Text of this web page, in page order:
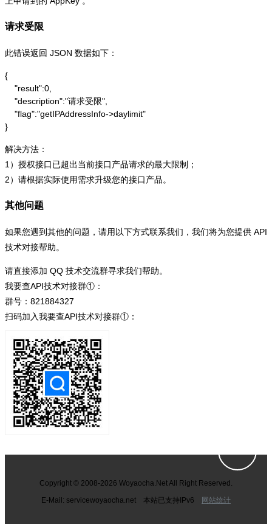
请求受限
此错误返回 JSON 数据如下：
{
    "result":0,
    "description":"请求受限",
    "flag":"getIPAddressInfo->daylimit"
}
解决方法：
1）授权接口已超出当前接口产品请求的最大限制；
2）请根据实际使用需求升级您的接口产品。
其他问题
如果您遇到其他的问题，请用以下方式联系我们，我们将为您提供 API
技术对接帮助。
请直接添加 QQ 技术交流群寻求我们帮助。
我要查API技术对接群①：
群号：821884327
扫码加入我要查API技术对接群①：
Copyright © 2008-2026 Woyaocha.Net All Right Reserved.
E-Mail: servicewoyaocha.net 本站已支持IPv6 网站统计